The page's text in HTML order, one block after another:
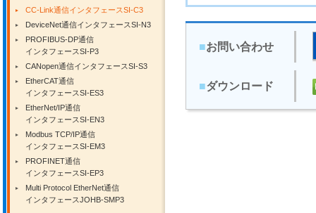
■お問い合わせ
■ダウンロード
CC-Link通信インタフェースSI-C3
DeviceNet通信インタフェースSI-N3
PROFIBUS-DP通信
インタフェースSI-P3
CANopen通信インタフェースSI-S3
EtherCAT通信
インタフェースSI-ES3
EtherNet/IP通信
インタフェースSI-EN3
Modbus TCP/IP通信
インタフェースSI-EM3
PROFINET通信
インタフェースSI-EP3
Multi Protocol EtherNet通信
インタフェースJOHB-SMP3